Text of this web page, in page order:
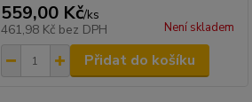
559,00 Kč/ks
461,98 Kč bez DPH Není skladem
Přidat do košíku